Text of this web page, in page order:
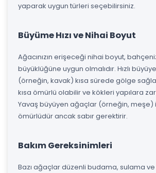
yaparak uygun türleri seçebilirsiniz.
Büyüme Hızı ve Nihai Boyut
Ağacınızın erişeceği nihai boyut,
büyüklüğüne uygun olmalıdır. Hızlı
(örneğin, kavak) kısa sürede gölge
kısa ömürlü olabilir ve kökleri yapılara
Yavaş büyüyen ağaçlar (örneğin, meşe)
ömürlüdür ancak sabır gerektirir.
Bakım Gereksinimleri
Bazı ağaçlar düzenli budama, sulama